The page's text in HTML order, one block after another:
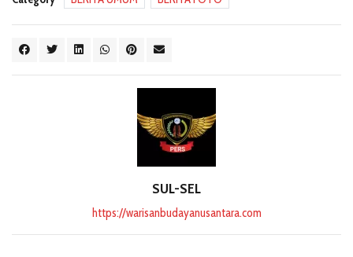
SUL-SEL
https://warisanbudayanusantara.com